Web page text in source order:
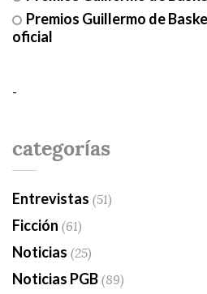
Premios Guillermo de
oficial
-
categorías
Entrevistas (51)
Ficción (61)
Noticias (25)
Noticias PGB(89)